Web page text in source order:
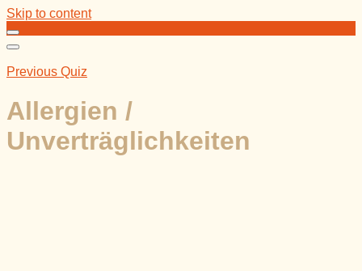
Skip to content
Previous Quiz
Allergien /
Unverträglichkeiten